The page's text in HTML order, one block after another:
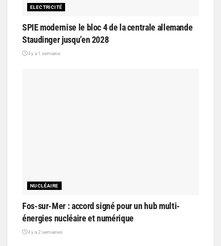
ELECTRICITÉ
SPIE modernise le bloc 4 de la centrale allemande
Staudinger jusqu’en 2028
il y a 1 semaine
NUCLÉAIRE
Fos-sur-Mer : accord signé pour un hub multi-
énergies nucléaire et numérique
il y a 2 semaines